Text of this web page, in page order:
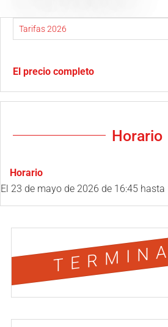
El precio completo
Horario
Horario
El 23 de mayo de 2026 de 16:45 hasta